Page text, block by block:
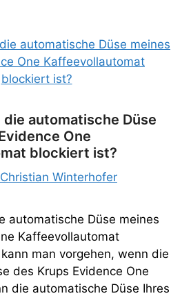
automatische Düse
One
blockiert ist?
Christian Winterhofer
automatische Düse meines
Kaffeevollautomat
man vorgehen, wenn die
des Krups Evidence One
die automatische Düse Ihres